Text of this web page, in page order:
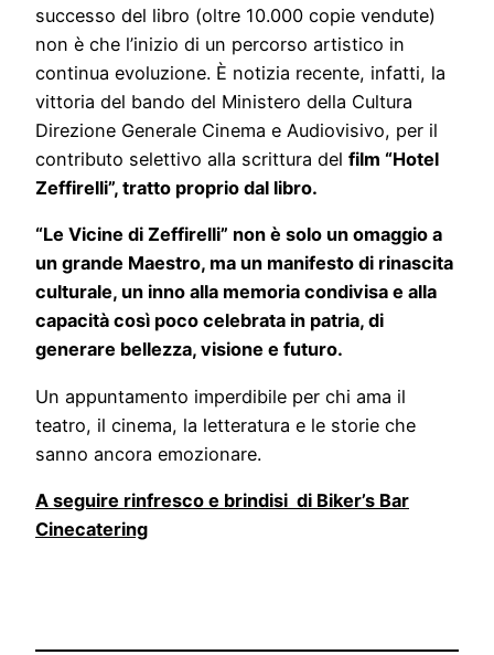
successo del libro (oltre 10.000 copie vendute)
non è che l’inizio di un percorso artistico in
continua evoluzione. È notizia recente, infatti, la
vittoria del bando del Ministero della Cultura
Direzione Generale Cinema e Audiovisivo, per il
contributo selettivo alla scrittura del film “Hotel
Zeffirelli”, tratto proprio dal libro.
“Le Vicine di Zeffirelli” non è solo un omaggio a
un grande Maestro, ma un manifesto di rinascita
culturale, un inno alla memoria condivisa e alla
capacità così poco celebrata in patria, di
generare bellezza, visione e futuro.
Un appuntamento imperdibile per chi ama il
teatro, il cinema, la letteratura e le storie che
sanno ancora emozionare.
A seguire rinfresco e brindisi di Biker’s Bar
Cinecatering